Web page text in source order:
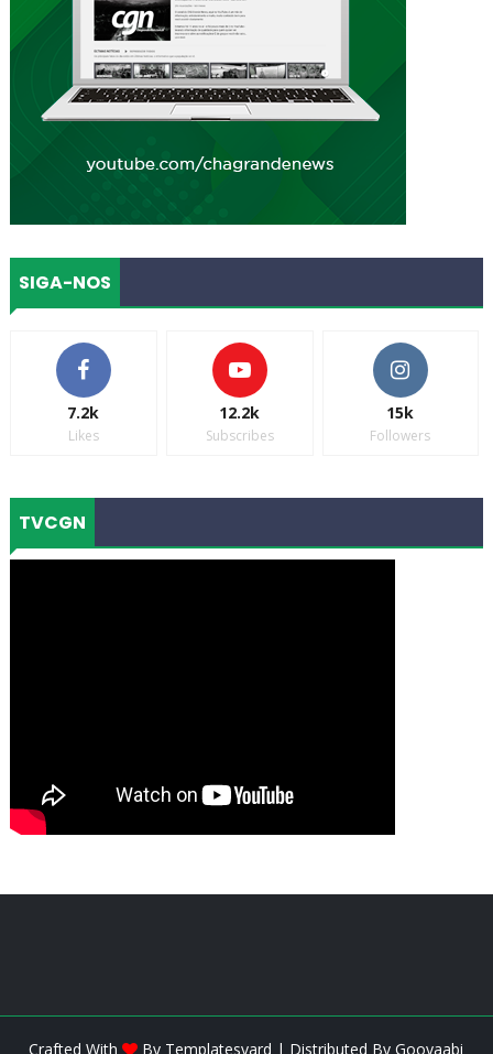
SIGA-NOS
7.2k
Likes
12.2k
Subscribes
15k
Followers
TVCGN
Crafted With By Templatesyard | Distributed ByGooyaabi